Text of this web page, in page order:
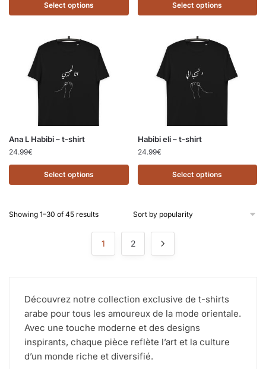
Select options Select options
Ana L Habibi – t-shirt
24.99€
Select options
Habibi eli – t-shirt
24.99€
Select options
Showing 1–30 of 45 results
1 2
Découvrez notre collection exclusive de t-shirts
arabe pour tous les amoureux de la mode orientale.
Avec une touche moderne et des designs
inspirants, chaque pièce reflète l’art et la culture
d’un monde riche et diversifié.